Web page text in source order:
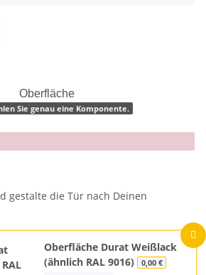
Oberfläche
Sie genau eine Komponente.
gestalte die Tür nach Deinen
Oberfläche Durat Weißlack
(ähnlich RAL 9016) 0,00 €